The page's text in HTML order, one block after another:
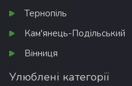
Тернопіль
Кам'янець-Подільський
Вінниця
Улюблені категорії